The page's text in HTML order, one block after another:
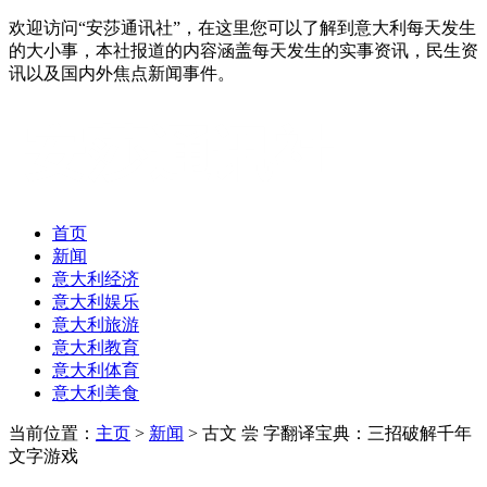
欢迎访问“安莎通讯社”，在这里您可以了解到意大利每天发生
的大小事，本社报道的内容涵盖每天发生的实事资讯，民生资
讯以及国内外焦点新闻事件。
首页
新闻
意大利经济
意大利娱乐
意大利旅游
意大利教育
意大利体育
意大利美食
当前位置： 主页 > 新闻 > 古文 尝 字翻译宝典：三招破解千年
文字游戏